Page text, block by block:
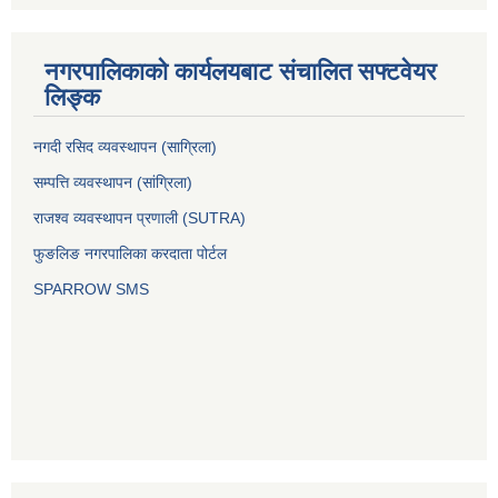
नगरपालिकाको कार्यलयबाट संचालित सफ्टवेयर
लिङ्क
नगदी रसिद व्यवस्थापन (साग्रिला)
सम्पत्ति व्यवस्थापन (सांग्रिला)
राजश्व व्यवस्थापन प्रणाली (SUTRA)
फुङलिङ नगरपालिका करदाता पोर्टल
SPARROW SMS